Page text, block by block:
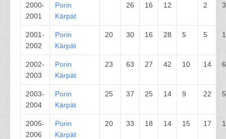
2000-
2001
Porin
Kärpät
26 16 12 2 3
2001-
2002
Porin
Kärpät
20 30 16 28 5 5
2002-
2003
Porin
Kärpät
23 63 27 42 10 14 6
2003-
2004
Porin
Kärpät
25 37 25 14 9 22 5
2005-
2006
Porin
Kärpät
20 33 18 14 15 17